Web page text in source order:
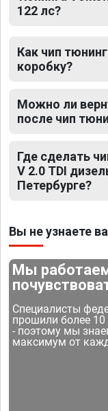
122 лс?
Как чип
коробку?
Можно ли
после чип
Где сделать
V 2.0 TDI
Петербурге?
Вы не узнаете
Мы
Специалисты
прошили более
- поэтому мы
максимум от